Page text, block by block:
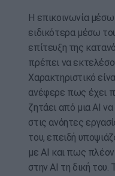
Η επικοινωνία
ειδικότερα μέσω
επίτευξη της
πρέπει να
Χαρακτηριστικό
ανέφερε πως έχει
ζητάει από μια ΑΙ
στις ανόητες
του, επειδή
με ΑΙ και πως
στην ΑΙ τη δική του.